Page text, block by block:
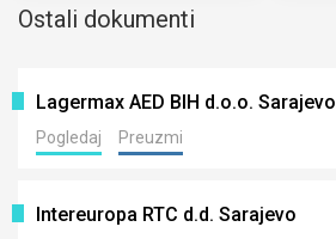
Ostali dokumenti
Lagermax AED BIH d.o.o. Sarajevo
Pogledaj Preuzmi
Intereuropa RTC d.d. Sarajevo